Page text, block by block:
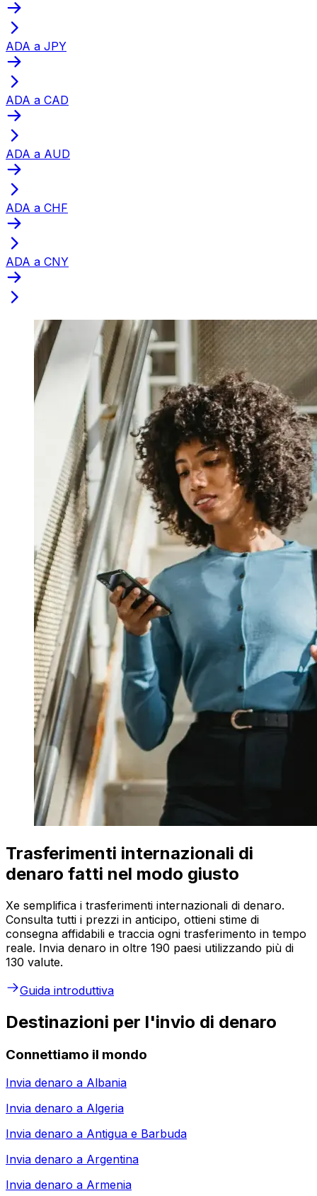
ADA a JPY
ADA a CAD
ADA a AUD
ADA a CHF
ADA a CNY
Trasferimenti internazionali di
denaro fatti nel modo giusto
Xe semplifica i trasferimenti internazionali di denaro.
Consulta tutti i prezzi in anticipo, ottieni stime di
consegna affidabili e traccia ogni trasferimento in tempo
reale. Invia denaro in oltre 190 paesi utilizzando più di
130 valute.
Guida introduttiva
Destinazioni per l'invio di denaro
Connettiamo il mondo
Invia denaro a Albania
Invia denaro a Algeria
Invia denaro a Antigua e Barbuda
Invia denaro a Argentina
Invia denaro a Armenia